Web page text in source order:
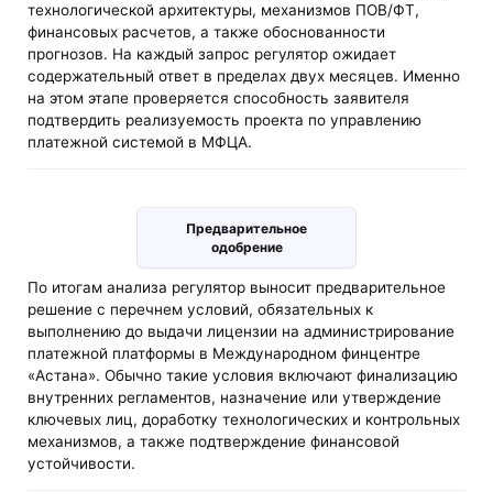
технологической архитектуры, механизмов ПОВ/ФТ,
финансовых расчетов, а также обоснованности
прогнозов. На каждый запрос регулятор ожидает
содержательный ответ в пределах двух месяцев. Именно
на этом этапе проверяется способность заявителя
подтвердить реализуемость проекта по управлению
платежной системой в МФЦА.
Предварительное
одобрение
По итогам анализа регулятор выносит предварительное
решение с перечнем условий, обязательных к
выполнению до выдачи лицензии на администрирование
платежной платформы в Международном финцентре
«Астана». Обычно такие условия включают финализацию
внутренних регламентов, назначение или утверждение
ключевых лиц, доработку технологических и контрольных
механизмов, а также подтверждение финансовой
устойчивости.